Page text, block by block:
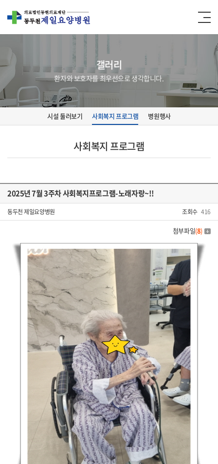
갤러리
환자와 보호자를 최우선으로 생각합니다.
시설 둘러보기 사회복지 프로그램 병원행사
사회복지 프로그램
2025년 7월 3주차 사회복지프로그램-노래자랑~!!
동두천 제일요양병원 조회수 416
첨부파일(8)